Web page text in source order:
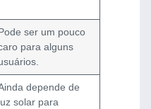
ser um pouco
para alguns
depende de
solar para